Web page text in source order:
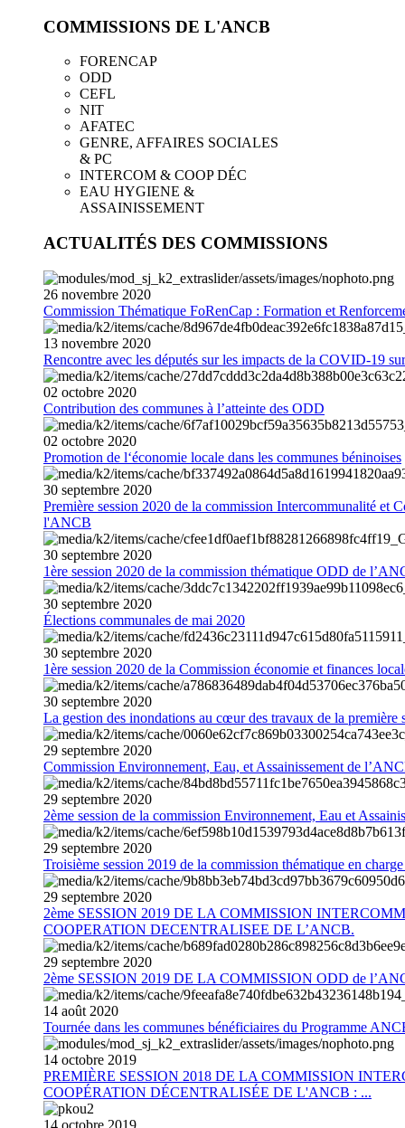
COMMISSIONS DE L'ANCB
FORENCAP
ODD
CEFL
NIT
AFATEC
GENRE, AFFAIRES SOCIALES
& PC
INTERCOM & COOP DÉC
EAU HYGIENE &
ASSAINISSEMENT
ACTUALITÉS DES COMMISSIONS
26 novembre 2020
Commission Thématique FoRenCap : Formation et
13 novembre 2020
Rencontre avec les députés sur les impacts de la COVID-19
02 octobre 2020
Contribution des communes à l’atteinte des ODD
02 octobre 2020
Promotion de l‘économie locale dans les communes béninoises
30 septembre 2020
Première session 2020 de la commission Intercommunalité et
l'ANCB
30 septembre 2020
1ère session 2020 de la commission thématique ODD de
30 septembre 2020
Élections communales de mai 2020
30 septembre 2020
1ère session 2020 de la Commission économie et finances
30 septembre 2020
La gestion des inondations au cœur des travaux de la première
29 septembre 2020
Commission Environnement, Eau, et Assainissement de
29 septembre 2020
2ème session de la commission Environnement, Eau et
29 septembre 2020
Troisième session 2019 de la commission thématique en
29 septembre 2020
2ème SESSION 2019 DE LA COMMISSION
COOPERATION DECENTRALISEE DE L’ANCB.
29 septembre 2020
2ème SESSION 2019 DE LA COMMISSION ODD de
14 août 2020
Tournée dans les communes bénéficiaires du Programme
14 octobre 2019
PREMIÈRE SESSION 2018 DE LA COMMISSION
COOPÉRATION DÉCENTRALISÉE DE L'ANCB : ...
14 octobre 2019